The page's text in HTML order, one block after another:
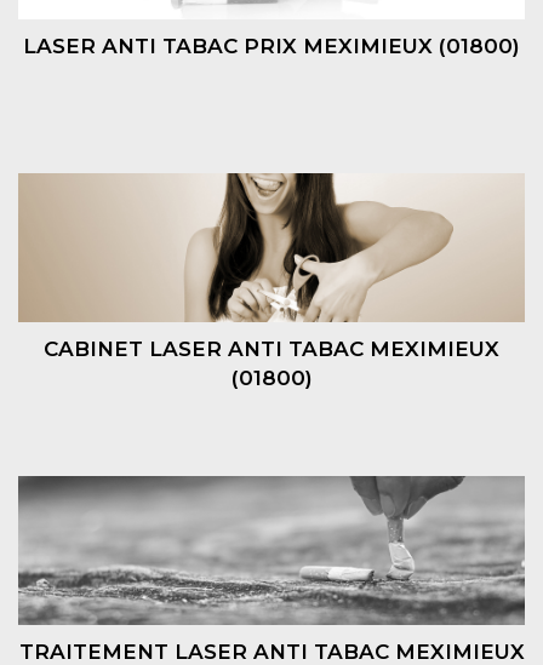
LASER ANTI TABAC PRIX MEXIMIEUX (01800)
CABINET LASER ANTI TABAC MEXIMIEUX
(01800)
TRAITEMENT LASER ANTI TABAC MEXIMIEUX